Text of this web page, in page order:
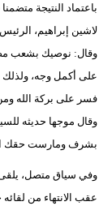
باعتماد النتيجة
لاشين إبراهيم،
وقال: نوصيك بشعب
على أكمل وجه، ولذلك
فسر على بركة الله
وقال موجها حديثه
بشرف ومارست حقك
وفي سياق متصل،
عقب الانتهاء من لقائه